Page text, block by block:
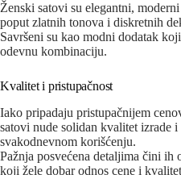
Ženski satovi su elegantni,
poput zlatnih tonova i diskretnih
Savršeni su kao modni dodatak
odevnu kombinaciju.
Kvalitet i pristupačnost
Iako pripadaju pristupačnijem
satovi nude solidan kvalitet izrade i
svakodnevnom korišćenju.
Pažnja posvećena detaljima čini ih
koji žele dobar odnos cene i